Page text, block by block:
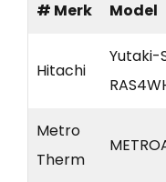
# Merk Model
Hitachi
Yutaki-
Metro
Therm